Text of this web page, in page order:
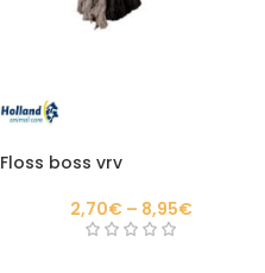
Floss boss vrv
2,70€ – 8,95€